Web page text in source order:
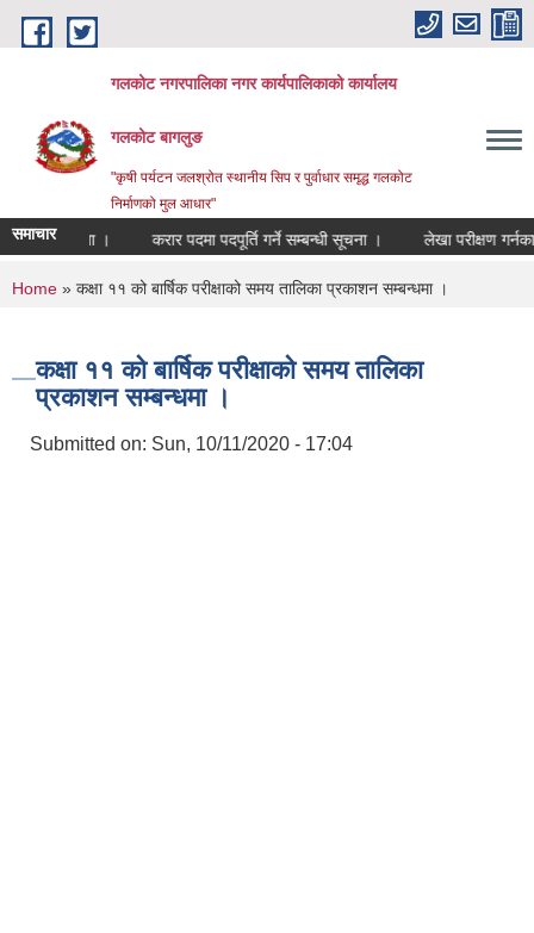
Skip to main content
गलकोट नगरपालिका नगर कार्यपालिकाको कार्यालय
गलकोट बागलुङ
"कृषी पर्यटन जलश्रोत स्थानीय सिप र पुर्वाधार समृद्ध गलकोट
निर्माणको मुल आधार"
समाचारसूचना । करार पदमा पदपूर्ति गर्ने सम्बन्धी सूचना । लेखा परीक्षण
You are here
Home » कक्षा ११ को बार्षिक परीक्षाको समय तालिका प्रकाशन सम्बन्धमा ।
कक्षा ११ को बार्षिक परीक्षाको समय तालिका
प्रकाशन सम्बन्धमा ।
Submitted on: Sun, 10/11/2020 - 17:04